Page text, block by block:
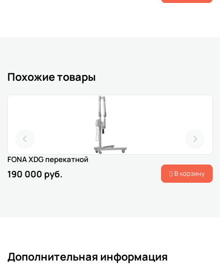
Похожие товары
FONA XDG перекатной
190 000 руб. В корзину
Дополнительная информация